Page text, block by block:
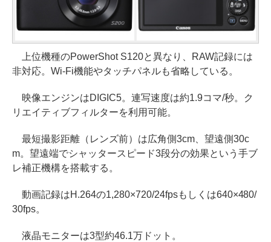
上位機種のPowerShot S120と異なり、RAW記録には
非対応。Wi-Fi機能やタッチパネルも省略している。
映像エンジンはDIGIC5。連写速度は約1.9コマ/秒。ク
リエイティブフィルターを利用可能。
最短撮影距離（レンズ前）は広角側3cm、望遠側30c
m。望遠端でシャッタースピード3段分の効果という手ブ
レ補正機構を搭載する。
動画記録はH.264の1,280×720/24fpsもしくは640×480/
30fps。
液晶モニターは3型約46.1万ドット。